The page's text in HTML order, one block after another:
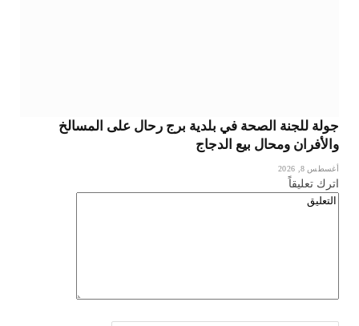
جولة للجنة الصحة في بلدية برج رحال على المسالخ
والأفران ومحال بيع الدجاج
أغسطس 8, 2026
اترك تعليقاً